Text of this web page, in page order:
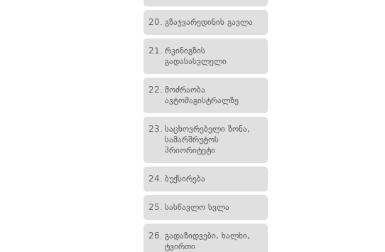
20. გზაჯვარედინის გავლა
21. რკინიგზის
გადასასვლელი
22. მოძრაობა
ავტომაგისტრალზე
23. საცხოვრებელი ზონა,
სამარშრუტოს
პრიორიტეტი
24. ბუქსირება
25. სასწავლო სვლა
26. გადაზიდვები, ხალხი,
ტვირთი